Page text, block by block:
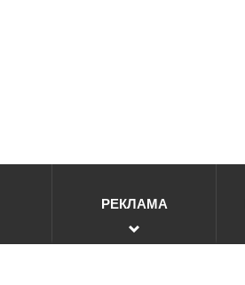
РЕКЛАМА